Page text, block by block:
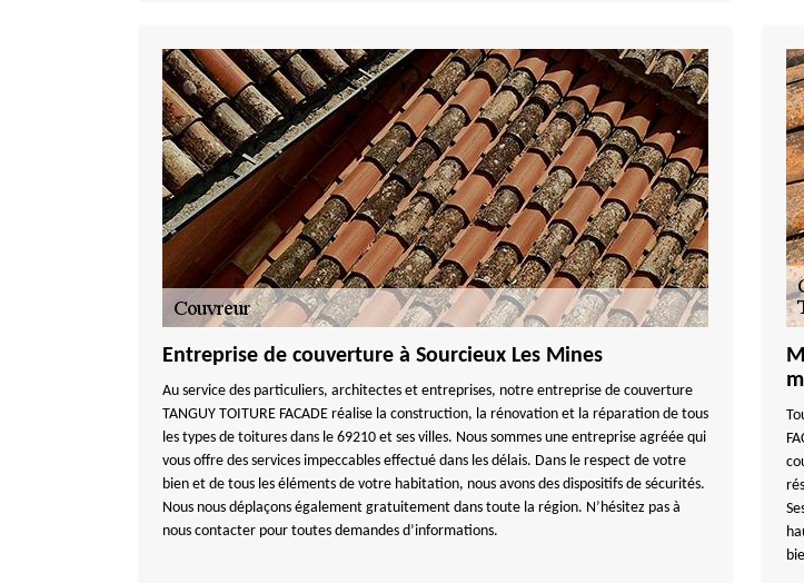
Entreprise de couverture à Sourcieux Les Mines
Au service des particuliers, architectes et entreprises, notre entreprise de couverture
TANGUY TOITURE FACADE réalise la construction, la rénovation et la réparation de tous
les types de toitures dans le 69210 et ses villes. Nous sommes une entreprise agréée qui
vous offre des services impeccables effectué dans les délais. Dans le respect de votre
bien et de tous les éléments de votre habitation, nous avons des dispositifs de sécurités.
Nous nous déplaçons également gratuitement dans toute la région. N’hésitez pas à
nous contacter pour toutes demandes d’informations.